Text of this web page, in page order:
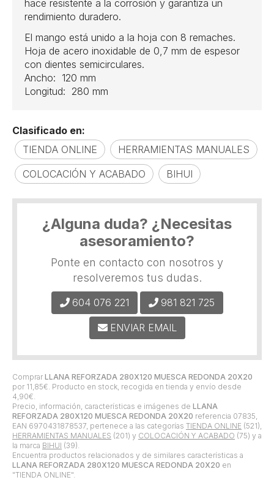
Comprar LLANA REFORZADA 280X120 MUESCA REDONDA 20X20
por 11,85€ . Producto en stock, recogida en tienda y envío desde
4,90€
Precio, información, características e imágenes de LLANA
REFORZADA 280X120 MUESCA REDONDA 20X20 referencia 07835,
EAN 6970431878537, pertenece a las categorías TIENDA ONLINE (521),
HERRAMIENTAS MANUALES (201) y COLOCACIÓN Y ACABADO (75) y a
la marca BIHUI (39).
Encuentra productos relacionados y de similares características a
LLANA REFORZADA 280X120 MUESCA REDONDA 20X20 en
"TIENDA ONLINE".
hace resistente a la corrosión y garantiza un
rendimiento duradero.
El mango está unido a la hoja con 8 remaches.
Hoja de acero inoxidable de 0,7 mm de espesor
con dientes semicirculares.
Ancho: 120 mm
Longitud: 280 mm
Clasificado en:
TIENDA ONLINE
HERRAMIENTAS MANUALES
COLOCACIÓN Y ACABADO
BIHUI
¿Alguna duda? ¿Necesitas
asesoramiento?
Ponte en contacto con nosotros y
resolveremos tus dudas.
604 076 221 981 821 725
ENVIAR EMAIL